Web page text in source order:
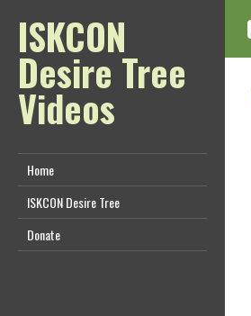
ISKCON
Desire Tree
Videos
Home
ISKCON Desire Tree
Donate